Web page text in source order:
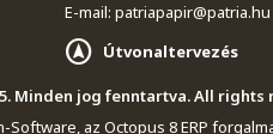
E-mail: patriapapir@patria.hu
Útvonaltervezés
Minden jog fenntartva. All rights
Software, az Octopus 8 ERP